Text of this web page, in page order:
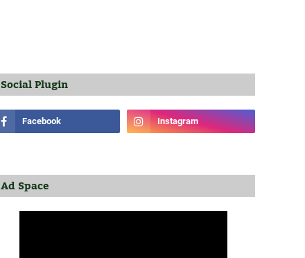
Social Plugin
Ad Space